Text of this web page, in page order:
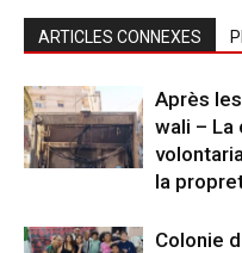
ARTICLES CONNEXES
Après
wali – La
la
Colonie